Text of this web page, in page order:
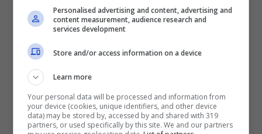
Chi è Gabriele Corsi
Personalised advertising and content, advertising and
content measurement, audience research and
services development
Store and/or access information on a device
Learn more
Your personal data will be processed and information from
your device (cookies, unique identifiers, and other device
data) may be stored by, accessed by and shared with 319
partners, or used specifically by this site. We and our partners